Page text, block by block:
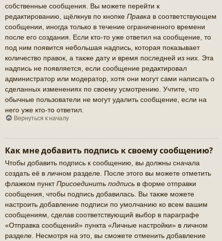
собственные сообщения. Вы можете перейти к
редактированию, щёлкнув по кнопке Правка в соответствующем
сообщении, иногда только в течение ограниченного времени
после его создания. Если кто-то уже ответил на сообщение, то
под ним появится небольшая надпись, которая показывает
количество правок, а также дату и время последней из них. Эта
надпись не появляется, если сообщение редактировал
администратор или модератор, хотя они могут сами написать о
сделанных изменениях по своему усмотрению. Учтите, что
обычные пользователи не могут удалить сообщение, если на
него уже кто-то ответил.
Вернуться к началу
Как мне добавить подпись к своему сообщению?
Чтобы добавить подпись к сообщению, вы должны сначала
создать её в личном разделе. После этого вы можете отметить
флажком пунктПрисоединить подпись в форме отправки
сообщения, чтобы подпись добавилась. Вы также можете
настроить добавление подписи по умолчанию ко всем вашим
сообщениям, сделав соответствующий выбор в параграфе
«Отправка сообщений» пункта «Личные настройки» в личном
разделе. Несмотря на это, вы сможете отменить добавление